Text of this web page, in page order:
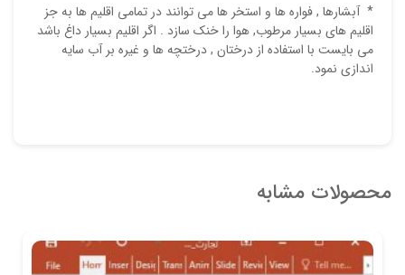
* آبشارها , فواره ها و استخر ها می توانند در تمامی اقلیم ها به جز
اقلیم های بسیار مرطوب, هوا را خنک سازد . اگر اقلیم بسیار داغ باشد
می بایست با استفاده از درختان , درختچه ها و غیره بر آب سایه
اندازی نمود.
محصولات مشابه